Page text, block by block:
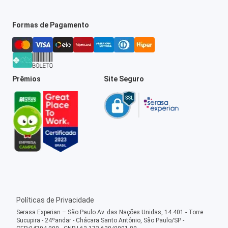
Formas de Pagamento
Prêmios Site Seguro
Políticas de Privacidade
Serasa Experian – São Paulo Av. das Nações Unidas, 14.401 - Torre
Sucupira - 24ºandar - Chácara Santo Antônio, São Paulo/SP -